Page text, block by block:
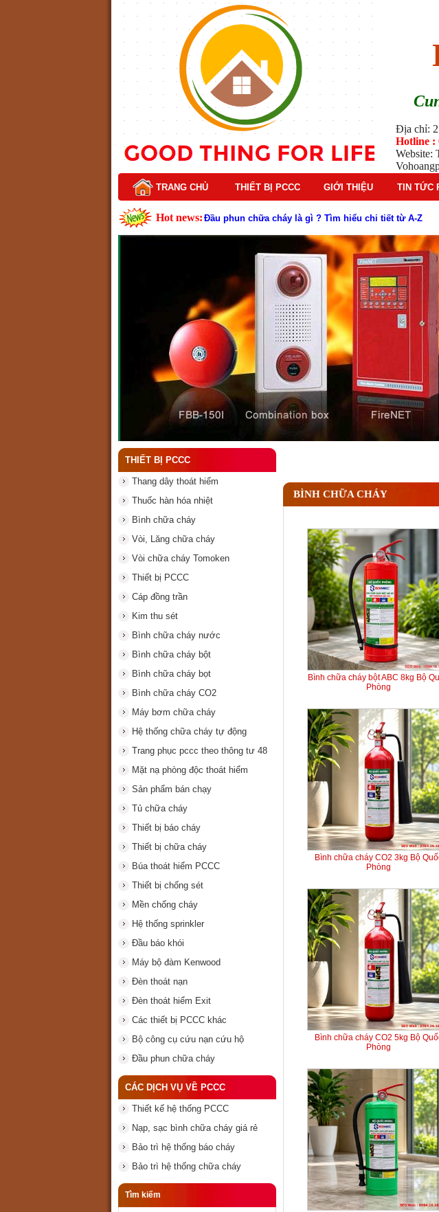
Địa chỉ:
Hotline :
Website:
TRANG CHỦ THIẾT BỊ PCCC GIỚI THIỆU TIN TỨC
Hot news: Lý do nên chọn hệ thống báo cháy Hochiki cho công
Cấu tạo và nguyên lý hoạt động của báo cháy Horing
Tìm hiểu chi tiết về hệ thống báo cháy Horing hiện nay
Các loại thang dây thoát hiểm phổ biến trên thị trường
Thang dây thoát hiểm có tác dụng gì trong tình huống
Cấu tạo đầu phun chữa cháy trong hệ thống sprinkler
Kim thu sét là gì? Cấu tạo, nguyên lý hoạt động và
Đầu phun chữa cháy là gì và nguyên lý hoạt động chi
Đầu phun chữa cháy là gì ? Tìm hiểu chi tiết từ A-Z
THIẾT BỊ PCCC
Thang dây thoát hiểm
Thuốc hàn hóa nhiệt
Bình chữa cháy
Vòi, Lăng chữa cháy
Vòi chữa cháy Tomoken
Thiết bị PCCC
Cáp đồng trần
Kim thu sét
Bình chữa cháy nước
Bình chữa cháy bột
Bình chữa cháy bọt
Bình chữa cháy CO2
Máy bơm chữa cháy
Hệ thống chữa cháy tự động
Trang phục pccc theo thông tư 48
Mặt nạ phòng độc thoát hiểm
Sản phẩm bán chạy
Tủ chữa cháy
Thiết bị báo cháy
Thiết bị chữa cháy
Búa thoát hiểm PCCC
Thiết bị chống sét
Mền chống cháy
Hệ thống sprinkler
Đầu báo khói
Máy bộ đàm Kenwood
Đèn thoát nạn
Đèn thoát hiểm Exit
Các thiết bị PCCC khác
Bộ công cụ cứu nạn cứu hộ
Đầu phun chữa cháy
CÁC DỊCH VỤ VỀ PCCC
Thiết kế hệ thống PCCC
Nạp, sạc bình chữa cháy giá rẻ
Bảo trì hệ thống báo cháy
Bảo trì hệ thống chữa cháy
Tìm kiếm
BÌNH CHỮA CHÁY
Bình chữa cháy bột ABC 8kg Bộ
Phòng
Bình chữa cháy CO2 3kg Bộ
Phòng
Bình chữa cháy CO2 5kg Bộ
Phòng